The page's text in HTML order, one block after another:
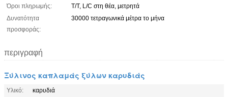
Όροι πληρωμής:
T/T, L/C στη θέα, μετρητά
Δυνατότητα
προσφοράς:
30000 τετραγωνικά μέτρα το μήνα
περιγραφή
Ξύλινος καπλαμάς ξύλων καρυδιάς
Υλικό:
καρυδιά